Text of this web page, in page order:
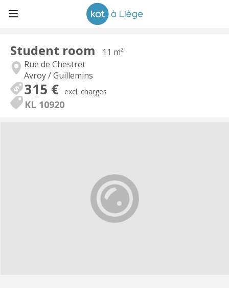
Student room
11 m²
Rue de Chestret
Avroy / Guillemins
315 € excl. charges
KL 10920